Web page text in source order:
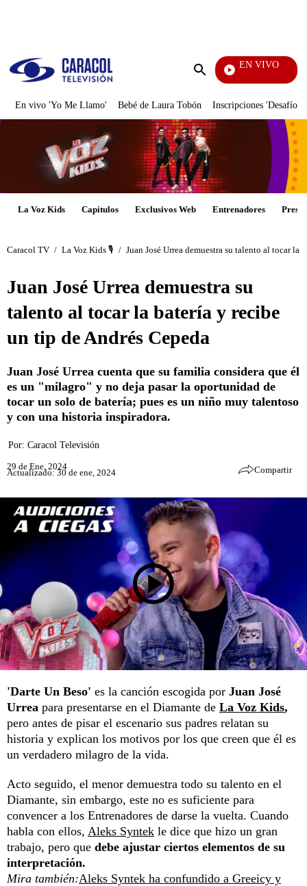
Enviar
EN VIVO
También Caerás
En vivo 'Yo Me Llamo' Bebé de Laura Tobón Inscripciones 'Desafío'
La Voz Kids Capítulos Exclusivos Web Entrenadores
Caracol TV / La Voz Kids 🎙️ / Juan José Urrea demuestra su talento al tocar la
Juan José Urrea demuestra su
talento al tocar la batería y recibe
un tip de Andrés Cepeda
Juan José Urrea cuenta que su familia considera que él
es un "milagro" y no deja pasar la oportunidad de
tocar un solo de batería; pues es un niño muy talentoso
y con una historia inspiradora.
Por: Caracol Televisión
29 de Ene, 2024
Actualizado: 30 de ene, 2024 Compartir
'Darte Un Beso' es la canción escogida por Juan José
Urrea para presentarse en el Diamante de La Voz Kids,
pero antes de pisar el escenario sus padres relatan su
historia y explican los motivos por los que creen que él es
un verdadero milagro de la vida.
Acto seguido, el menor demuestra todo su talento en el
Diamante, sin embargo, este no es suficiente para
convencer a los Entrenadores de darse la vuelta. Cuando
habla con ellos, Aleks Syntek le dice que hizo un gran
trabajo, pero que debe ajustar ciertos elementos de su
interpretación.
Mira también:Aleks Syntek ha confundido a Greeicy y